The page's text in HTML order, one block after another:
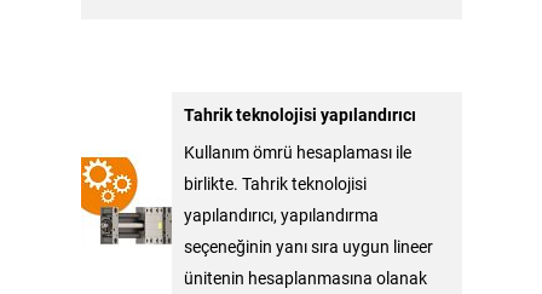
Tahrik teknolojisi yapılandırıcı
Kullanım ömrü hesaplaması ile
birlikte. Tahrik teknolojisi
yapılandırıcı, yapılandırma
seçeneğinin yanı sıra uygun lineer
ünitenin hesaplanmasına olanak